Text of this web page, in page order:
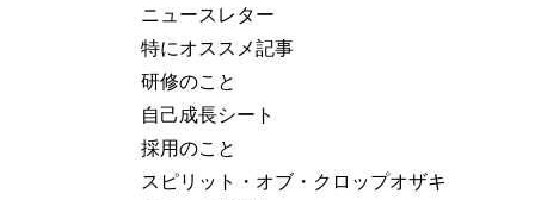
ニュースレター
特にオススメ記事
研修のこと
自己成長シート
採用のこと
スピリット・オブ・クロップオザキ